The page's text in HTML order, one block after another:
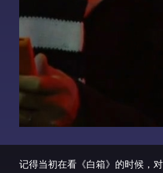
记得当初在看《白箱》的时候，